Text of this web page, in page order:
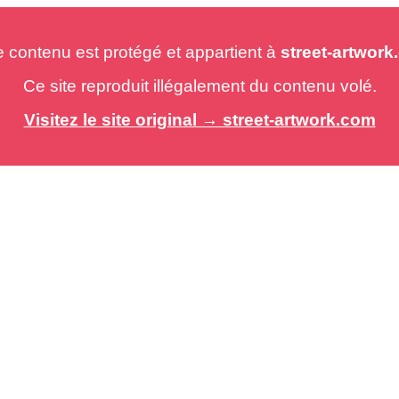
est protégé et appartient à street-
Ce site reproduit illégalement du contenu volé.
Visitez le site original → street-artwork.com